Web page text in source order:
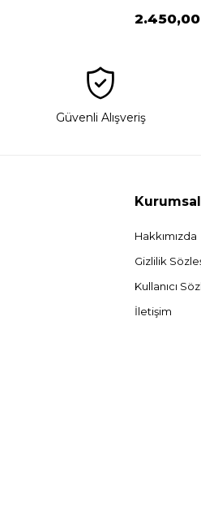
Güvenli Alışveriş
Kurumsal
Hakkımızda
Gizlilik
Kullanıcı
İletişim